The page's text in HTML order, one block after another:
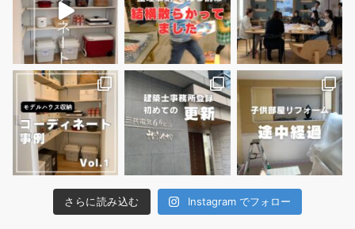
さらに読み込む Instagram でフォロー